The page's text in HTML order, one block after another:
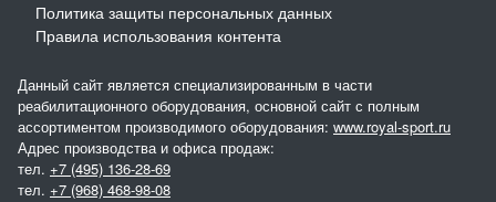
Политика защиты персональных данных
Правила использования контента
Данный сайт является специализированным в части
реабилитационного оборудования, основной сайт с полным
ассортиментом производимого оборудования: www.royal-sport.ru
Адрес производства и офиса продаж:
тел. +7 (495) 136-28-69
тел. +7 (968) 468-98-08